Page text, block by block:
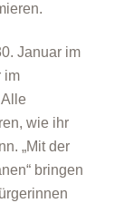
Januar im
im
wie ihr
„Mit der
bringen